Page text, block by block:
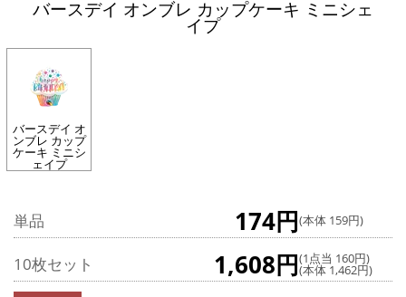
バースデイ オンブレ カップケーキ ミニシェ
イプ
バースデイ オ
ンブレ カップ
ケーキ ミニシ
ェイプ
単品 174円(本体 159円)
10枚セット 1,608円(1点当 160円)
(本体 1,462円)